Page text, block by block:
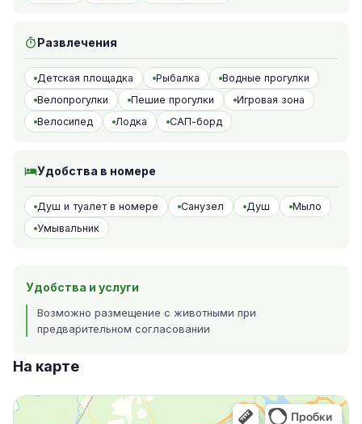
Развлечения
Детская площадка Рыбалка
Водные прогулки
Велопрогулки
Пешие прогулки
Игровая зона
Велосипед
Лодка САП-борд
Удобства в номере
Душ и туалет в номере Санузел Душ
Мыло
Умывальник
Удобства и услуги
Возможно размещение с животными при
предварительном согласовании
На карте